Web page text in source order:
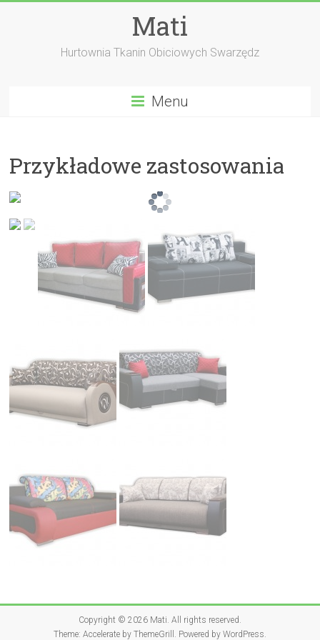
Mati
Hurtownia Tkanin Obiciowych Swarzędz
Menu
Przykładowe zastosowania
Copyright © 2026 Mati. All rights reserved.
Theme: Accelerateby ThemeGrill. Powered by WordPress.